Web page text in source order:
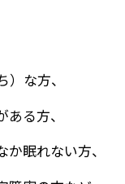
な方、
る方、
眠れない方、